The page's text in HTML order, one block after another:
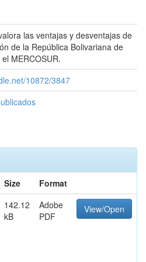
las ventajas y desventajas de
de la República Bolivariana de
MERCOSUR.
10872/3847
Size
Format
142.12
kB
Adobe
PDF
View/Open